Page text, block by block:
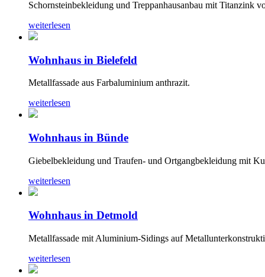
Schornsteinbekleidung und Treppanhausanbau mit Titanzink
weiterlesen
Wohnhaus in Bielefeld
Metallfassade aus Farbaluminium anthrazit.
weiterlesen
Wohnhaus in Bünde
Giebelbekleidung und Traufen- und Ortgangbekleidung mit
weiterlesen
Wohnhaus in Detmold
Metallfassade mit Aluminium-Sidings auf
weiterlesen